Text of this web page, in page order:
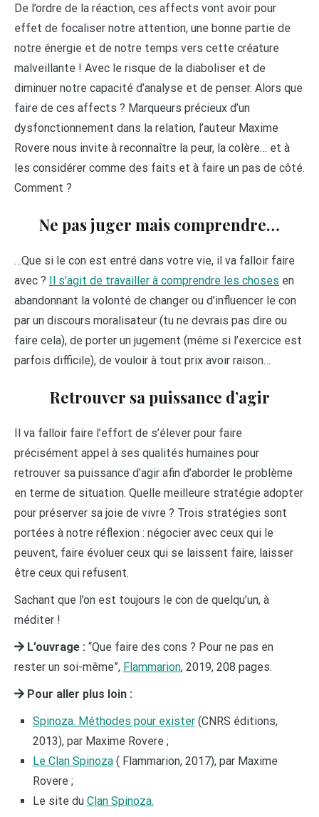
De l’ordre de la réaction, ces affects vont avoir pour
effet de focaliser notre attention, une bonne partie de
notre énergie et de notre temps vers cette créature
malveillante ! Avec le risque de la diaboliser et de
diminuer notre capacité d’analyse et de penser. Alors que
faire de ces affects ? Marqueurs précieux d’un
dysfonctionnement dans la relation, l’auteur Maxime
Rovere nous invite à reconnaître la peur, la colère… et à
les considérer comme des faits et à faire un pas de côté.
Comment ?
Ne pas juger mais comprendre…
…Que si le con est entré dans votre vie, il va falloir faire
avec ? Il s’agit de travailler à comprendre les choses en
abandonnant la volonté de changer ou d’influencer le con
par un discours moralisateur (tu ne devrais pas dire ou
faire cela), de porter un jugement (même si l’exercice est
parfois difficile), de vouloir à tout prix avoir raison…
Retrouver sa puissance d’agir
Il va falloir faire l’effort de s’élever pour faire
précisément appel à ses qualités humaines pour
retrouver sa puissance d’agir afin d’aborder le problème
en terme de situation. Quelle meilleure stratégie adopter
pour préserver sa joie de vivre ? Trois stratégies sont
portées à notre réflexion : négocier avec ceux qui le
peuvent, faire évoluer ceux qui se laissent faire, laisser
être ceux qui refusent.
Sachant que l’on est toujours le con de quelqu’un, à
méditer !
L’ouvrage : “Que faire des cons ? Pour ne pas en
rester un soi-même”, Flammarion, 2019, 208 pages.
Pour aller plus loin :
Spinoza. Méthodes pour exister(CNRS éditions,
2013), par Maxime Rovere ;
Le Clan Spinoza( Flammarion, 2017), par Maxime
Rovere ;
Le site du Clan Spinoza.